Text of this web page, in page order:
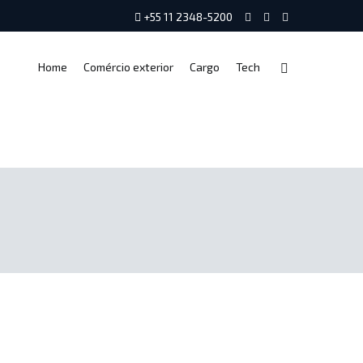
+55 11 2348-5200
Home Comércio exterior Cargo Tech